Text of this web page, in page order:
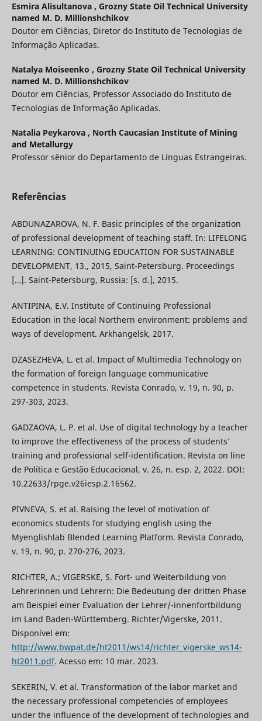
Esmira Alisultanova , Grozny State Oil Technical University
named M. D. Millionshchikov
Doutor em Ciências, Diretor do Instituto de Tecnologias de
Informação Aplicadas.
Natalya Moiseenko , Grozny State Oil Technical University
named M. D. Millionshchikov
Doutor em Ciências, Professor Associado do Instituto de
Tecnologias de Informação Aplicadas.
Natalia Peykarova , North Caucasian Institute of Mining
and Metallurgy
Professor sênior do Departamento de Línguas Estrangeiras.
Referências
ABDUNAZAROVA, N. F. Basic principles of the organization
of professional development of teaching staff. In: LIFELONG
LEARNING: CONTINUING EDUCATION FOR SUSTAINABLE
DEVELOPMENT, 13., 2015, Saint-Petersburg. Proceedings
[…]. Saint-Petersburg, Russia: [s. d.], 2015.
ANTIPINA, E.V. Institute of Continuing Professional
Education in the local Northern environment: problems and
ways of development. Arkhangelsk, 2017.
DZASEZHEVA, L. et al. Impact of Multimedia Technology on
the formation of foreign language communicative
competence in students. Revista Conrado, v. 19, n. 90, p.
297-303, 2023.
GADZAOVA, L. P. et al. Use of digital technology by a teacher
to improve the effectiveness of the process of students’
training and professional self-identification. Revista on line
de Política e Gestão Educacional, v. 26, n. esp. 2, 2022. DOI:
10.22633/rpge.v26iesp.2.16562.
PIVNEVA, S. et al. Raising the level of motivation of
economics students for studying english using the
Myenglishlab Blended Learning Platform. Revista Conrado,
v. 19, n. 90, p. 270-276, 2023.
RICHTER, A.; VIGERSKE, S. Fort- und Weiterbildung von
Lehrerinnen und Lehrern: Die Bedeutung der dritten Phase
am Beispiel einer Evaluation der Lehrer/-innenfortbildung
im Land Baden-Württemberg. Richter/Vigerske, 2011.
Disponível em:
http://www.bwpat.de/ht2011/ws14/richter_vigerske_ws14-
ht2011.pdf. Acesso em: 10 mar. 2023.
SEKERIN, V. et al. Transformation of the labor market and
the necessary professional competencies of employees
under the influence of the development of technologies and